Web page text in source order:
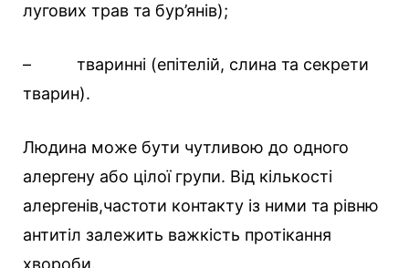
лугових трав та бур’янів);
– тваринні (епітелій, слина та секрети
тварин).
Людина може бути чутливою до одного
алергену або цілої групи. Від кількості
алергенів,частоти контакту із ними та рівню
антитіл залежить важкість протікання